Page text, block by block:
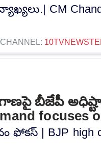
CM
CHANNEL:
బీజేపీ
focuses
| BJP high